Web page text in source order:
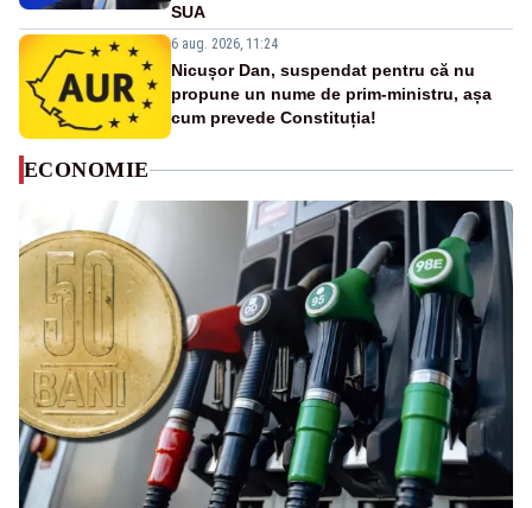
SUA
6 aug. 2026, 11:24
Nicușor Dan, suspendat pentru că nu
propune un nume de prim-ministru, așa
cum prevede Constituția!
ECONOMIE